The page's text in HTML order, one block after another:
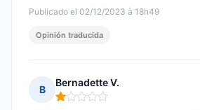
Publicado el 02/12/2023 à 18h49
Opinión traducida
B
Bernadette V.
Nota: 1 de 5